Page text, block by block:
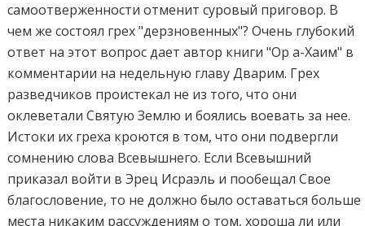
самоотверженности отменит суровый приговор. В
чем же состоял грех "дерзновенных"? Очень глубокий
ответ на этот вопрос дает автор книги "Ор а-Хаим" в
комментарии на недельную главу Дварим. Грех
разведчиков проистекал не из того, что они
оклеветали Святую Землю и боялись воевать за нее.
Истоки их греха кроются в том, что они подвергли
сомнению слова Всевышнего. Если Всевышний
приказал войти в Эрец Исраэль и пообещал Свое
благословение, то не должно было оставаться больше
места никаким рассуждениям о том, хороша ли или